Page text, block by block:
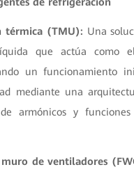
térmica (TMU): Una
que actúa como
un funcionamiento
mediante una
de armónicos y
de ventiladores